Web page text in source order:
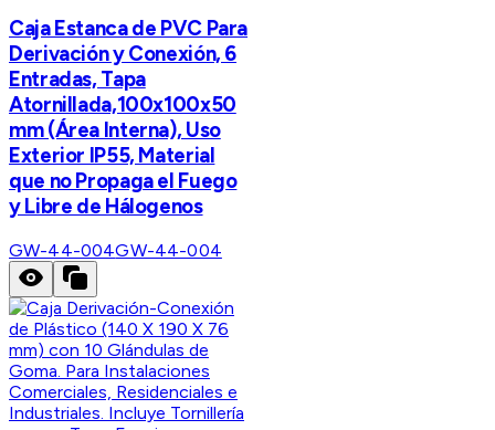
Caja Estanca de PVC Para
Derivación y Conexión, 6
Entradas, Tapa
Atornillada,100x100x50
mm (Área Interna), Uso
Exterior IP55, Material
que no Propaga el Fuego
y Libre de Hálogenos
GW-44-004GW-44-004